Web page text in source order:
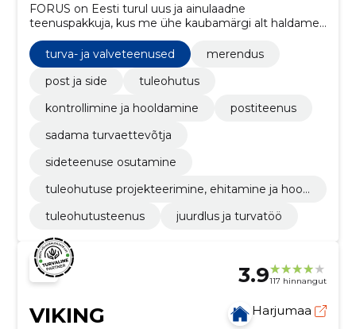
FORUS on Eesti turul uus ja ainulaadne
teenuspakkuja, kus me ühe kaubamärgi alt haldame,
hooldame ja valvame kinnisvara ning juhime
kliendisuhet.
turva- ja valveteenused
merendus
post ja side
tuleohutus
kontrollimine ja hooldamine
postiteenus
sadama turvaettevõtja
sideteenuse osutamine
tuleohutuse projekteerimine, ehitamine ja hool
tuleohutusteenus
juurdlus ja turvatöö
3.9117 hinnangut
VIKING
Harjumaa